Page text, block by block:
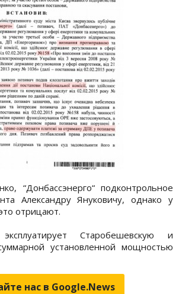
“Донбассэнерго“ подконтрольное
Александру Януковичу, однако у
отрицают.
эксплуатирует Старобешевскую и
установленной мощностью
нас в Google.News